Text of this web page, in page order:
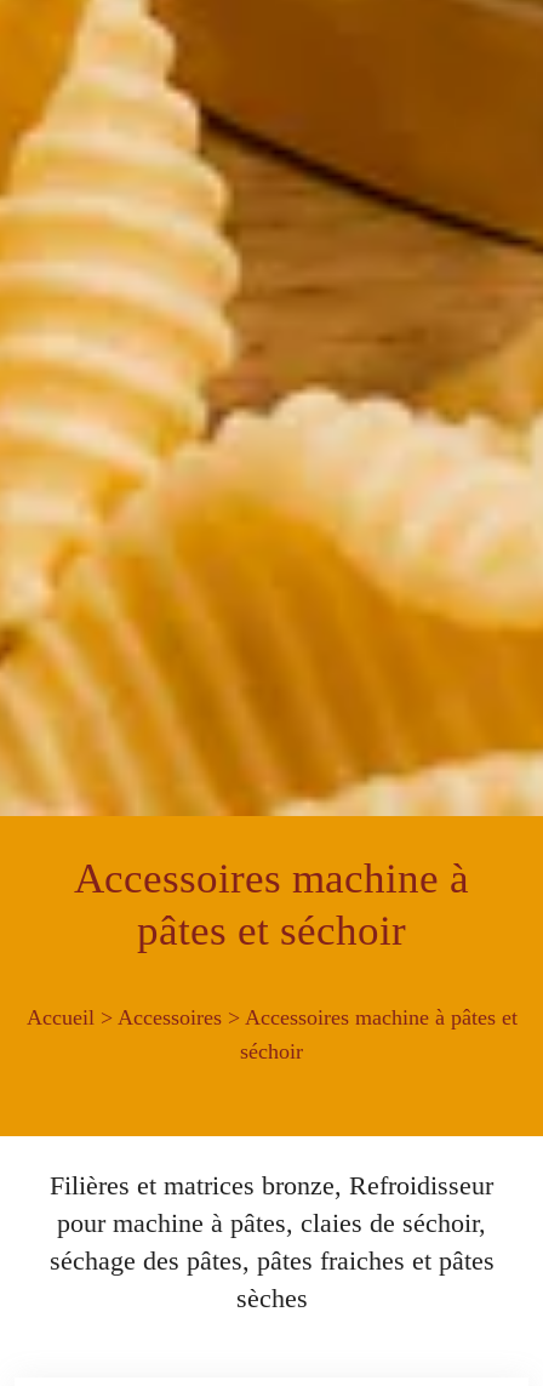
Accessoires machine à
pâtes et séchoir
Accueil> Accessoires> Accessoires machine à pâtes et
séchoir
Filières et matrices bronze, Refroidisseur
pour machine à pâtes, claies de séchoir,
séchage des pâtes, pâtes fraiches et pâtes
sèches